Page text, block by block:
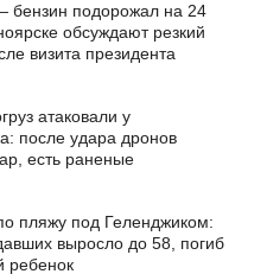
бензин подорожал на 24
обсуждают резкий
визита президента
атаковали у
после удара дронов
есть раненые
пляжу под Геленджиком:
выросло до 58, погиб
ребенок